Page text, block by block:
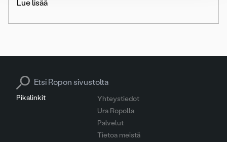
Lue lisää
Pikalinkit
Yhteystiedot
Ura Ropolla
Palvelut
Tietoa meistä
Search for: